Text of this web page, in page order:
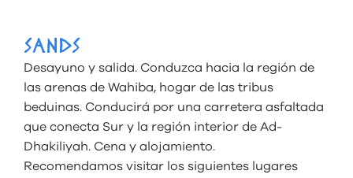
SANDS
Desayuno y salida. Conduzca hacia la región de
las arenas de Wahiba, hogar de las tribus
beduinas. Conducirá por una carretera asfaltada
que conecta Sur y la región interior de Ad-
Dhakiliyah. Cena y alojamiento.
Recomendamos visitar los siguientes lugares